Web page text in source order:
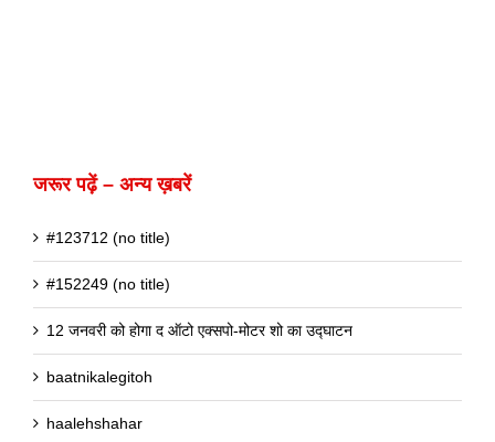
जरूर पढ़ें – अन्य ख़बरें
#123712 (no title)
#152249 (no title)
12 जनवरी को होगा द ऑटो एक्सपो-मोटर शो का उद्घाटन
baatnikalegitoh
haalehshahar